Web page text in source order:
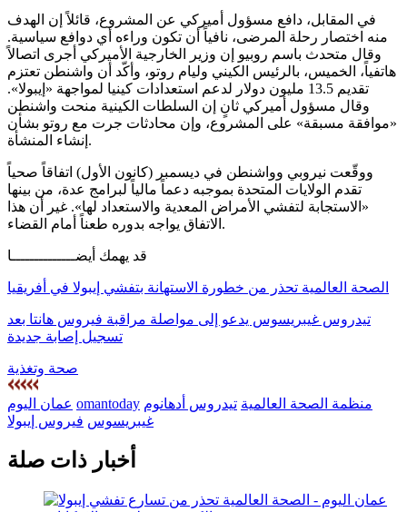
في المقابل، دافع مسؤول أميركي عن المشروع، قائلاً إن الهدف
منه اختصار رحلة المرضى، نافياً أن تكون وراءه أي دوافع سياسية.
وقال متحدث باسم روبيو إن وزير الخارجية الأميركي أجرى اتصالاً
هاتفياً، الخميس، بالرئيس الكيني وليام روتو، وأكّد أن واشنطن تعتزم
تقديم 13.5 مليون دولار لدعم استعدادات كينيا لمواجهة «إيبولا».
وقال مسؤول أميركي ثانٍ إن السلطات الكينية منحت واشنطن
«موافقة مسبقة» على المشروع، وإن محادثات جرت مع روتو بشأن
إنشاء المنشأة.
ووقّعت نيروبي وواشنطن في ديسمبر (كانون الأول) اتفاقاً صحياً
تقدم الولايات المتحدة بموجبه دعماً مالياً لبرامج عدة، من بينها
«الاستجابة لتفشي الأمراض المعدية والاستعداد لها». غير أن هذا
الاتفاق يواجه بدوره طعناً أمام القضاء.
قد يهمك أيضــــــــــــــا
الصحة العالمية تحذر من خطورة الاستهانة بتفشي إيبولا في أفريقيا
تيدروس غيبريسوس يدعو إلى مواصلة مراقبة فيروس هانتا بعد
تسجيل إصابة جديدة
صحة وتغذية
عمان اليوم omantoday منظمة الصحة العالمية تيدروس أدهانوم
غيبريسوس فيروس إيبولا
أخبار ذات صلة